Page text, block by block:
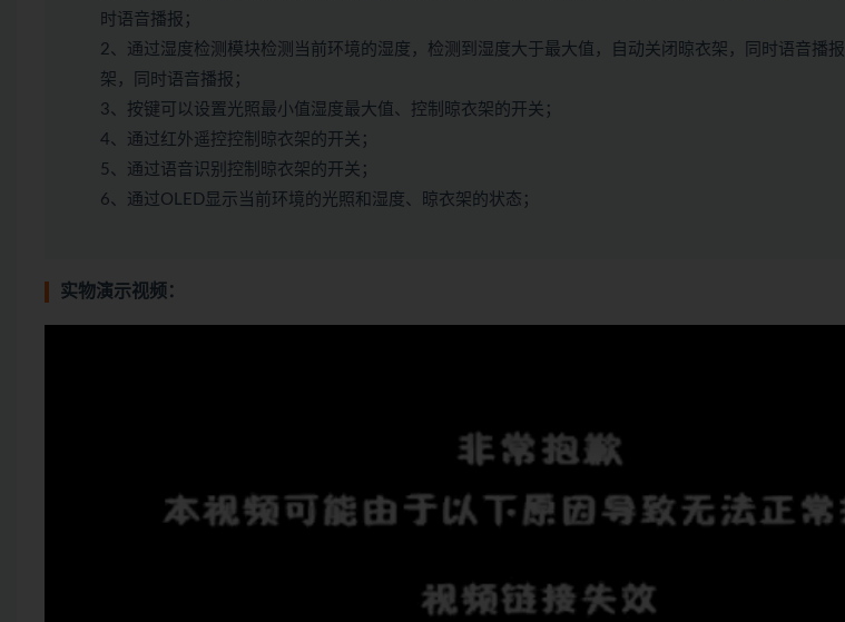
时语音播报；
2、通过湿度检测模块检测当前环境的湿度，检测到湿度大于最大值，自动关闭晾衣架，同时语音播
架，同时语音播报；
3、按键可以设置光照最小值湿度最大值、控制晾衣架的开关；
4、通过红外遥控控制晾衣架的开关；
5、通过语音识别控制晾衣架的开关；
6、通过OLED显示当前环境的光照和湿度、晾衣架的状态；
实物演示视频：